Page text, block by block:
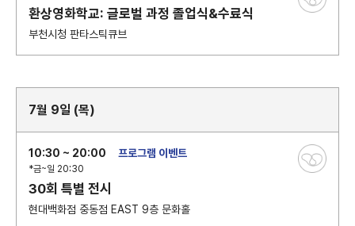
환상영화학교: 글로벌 과정 졸업식&수료식
부천시청 판타스틱큐브
7월 9일 (목)
10:30 ~ 20:00
*금~일 20:30
프로그램 이벤트
30회 특별 전시
현대백화점 중동점 EAST 9층 문화홀